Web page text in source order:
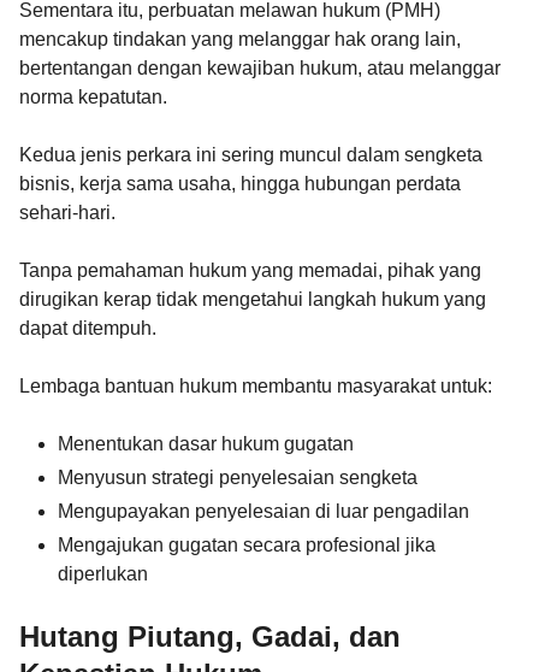
Sementara itu, perbuatan melawan hukum (PMH)
mencakup tindakan yang melanggar hak orang lain,
bertentangan dengan kewajiban hukum, atau melanggar
norma kepatutan.
Kedua jenis perkara ini sering muncul dalam sengketa
bisnis, kerja sama usaha, hingga hubungan perdata
sehari-hari.
Tanpa pemahaman hukum yang memadai, pihak yang
dirugikan kerap tidak mengetahui langkah hukum yang
dapat ditempuh.
Lembaga bantuan hukum membantu masyarakat untuk:
Menentukan dasar hukum gugatan
Menyusun strategi penyelesaian sengketa
Mengupayakan penyelesaian di luar pengadilan
Mengajukan gugatan secara profesional jika
diperlukan
Hutang Piutang, Gadai, dan